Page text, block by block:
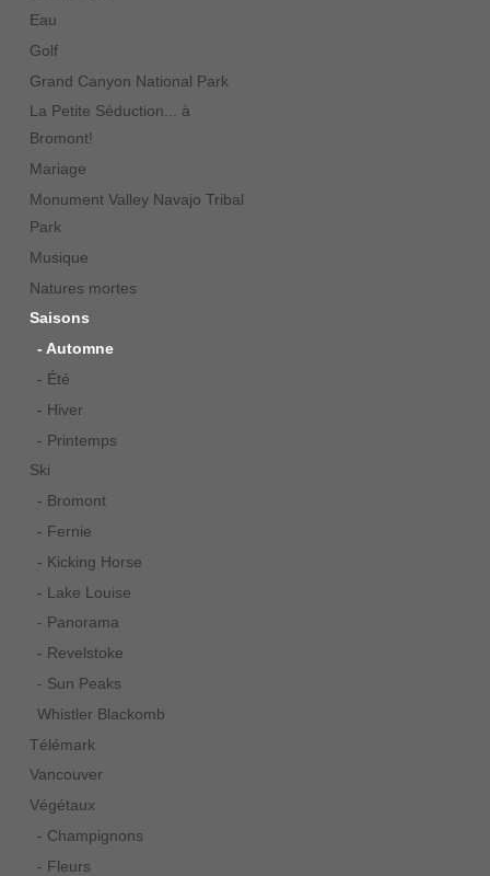
Eau
Golf
Grand Canyon National Park
La Petite Séduction... à
Bromont!
Mariage
Monument Valley Navajo Tribal
Park
Musique
Natures mortes
Saisons
- Automne
- Été
- Hiver
- Printemps
Ski
- Bromont
- Fernie
- Kicking Horse
- Lake Louise
- Panorama
- Revelstoke
- Sun Peaks
Whistler Blackomb
Télémark
Vancouver
Végétaux
- Champignons
- Fleurs